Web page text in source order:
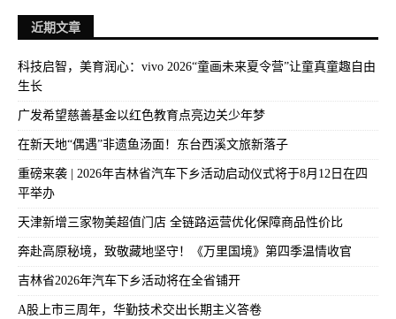
近期文章
科技启智，美育润心：vivo 2026“童画未来夏令营”让童真童趣自由
生长
广发希望慈善基金以红色教育点亮边关少年梦
在新天地“偶遇”非遗鱼汤面！东台西溪文旅新落子
重磅来袭 | 2026年吉林省汽车下乡活动启动仪式将于8月12日在四
平举办
天津新增三家物美超值门店 全链路运营优化保障商品性价比
奔赴高原秘境，致敬藏地坚守！《万里国境》第四季温情收官
吉林省2026年汽车下乡活动将在全省铺开
A股上市三周年，华勤技术交出长期主义答卷